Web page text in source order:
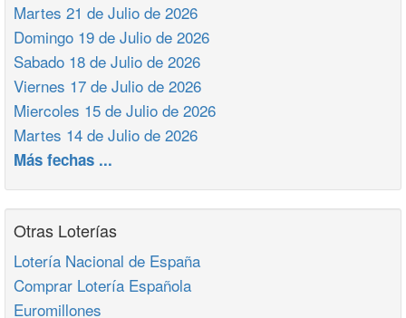
Martes 21 de Julio de 2026
Domingo 19 de Julio de 2026
Sabado 18 de Julio de 2026
Viernes 17 de Julio de 2026
Miercoles 15 de Julio de 2026
Martes 14 de Julio de 2026
Más fechas ...
Otras Loterías
Lotería Nacional de España
Comprar Lotería Española
Euromillones